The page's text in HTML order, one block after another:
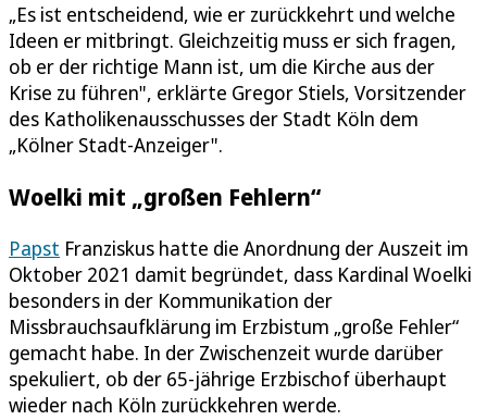
„Es ist entscheidend, wie er zurückkehrt und welche
Ideen er mitbringt. Gleichzeitig muss er sich fragen,
ob er der richtige Mann ist, um die Kirche aus der
Krise zu führen", erklärte Gregor Stiels, Vorsitzender
des Katholikenausschusses der Stadt Köln dem
„Kölner Stadt-Anzeiger".
Woelki mit „großen Fehlern“
Papst Franziskus hatte die Anordnung der Auszeit im
Oktober 2021 damit begründet, dass Kardinal Woelki
besonders in der Kommunikation der
Missbrauchsaufklärung im Erzbistum „große Fehler“
gemacht habe. In der Zwischenzeit wurde darüber
spekuliert, ob der 65-jährige Erzbischof überhaupt
wieder nach Köln zurückkehren werde.